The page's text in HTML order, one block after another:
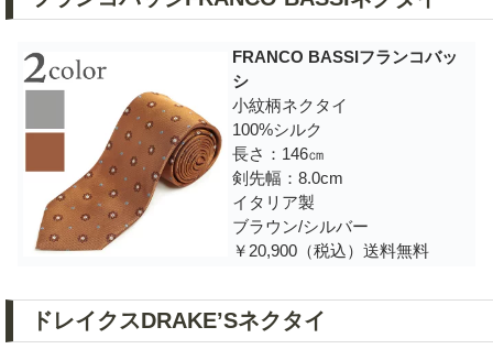
FRANCO BASSIフランコバッ
シ
小紋柄ネクタイ
100%シルク
長さ：146㎝
剣先幅：8.0cm
イタリア製
ブラウン/シルバー
￥20,900（税込）送料無料
ドレイクスDRAKE’Sネクタイ